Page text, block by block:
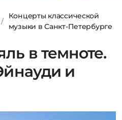
Концерты классической
музыки в Санкт-Петербурге
в темноте.
и